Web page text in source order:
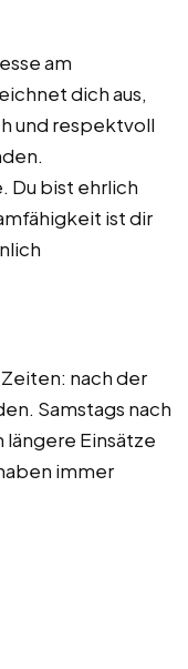
am
dich aus,
und respektvoll
Du bist ehrlich
ist dir
nach der
Samstags nach
Einsätze
immer